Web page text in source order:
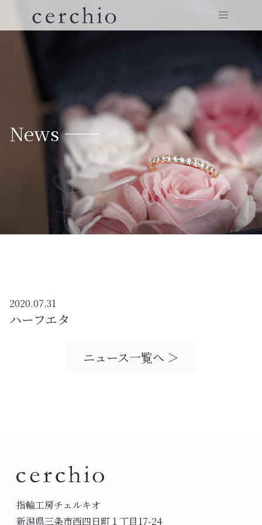
News ——
2020.07.31
ハーフエタ
ニュース一覧へ ＞
指輪工房チェルキオ
新潟県三条市西四日町１丁目17-24